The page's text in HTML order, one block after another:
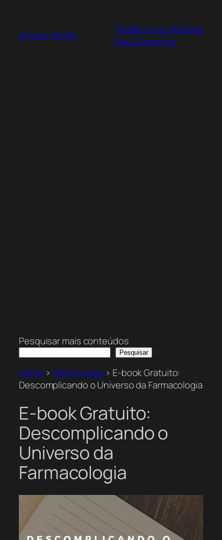
Acervo Online
Pedidos e sugestões
Meus favoritos
Pesquisar mais conteúdos
Pesquisar
Home >Odontologia > E-book Gratuito:
Descomplicando o Universo da Farmacologia
E-book Gratuito:
Descomplicando o
Universo da
Farmacologia